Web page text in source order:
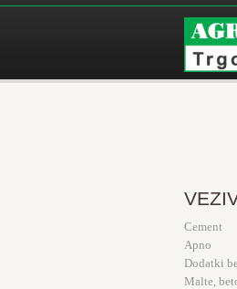
Cement
Apno
Dodatki
Malte,